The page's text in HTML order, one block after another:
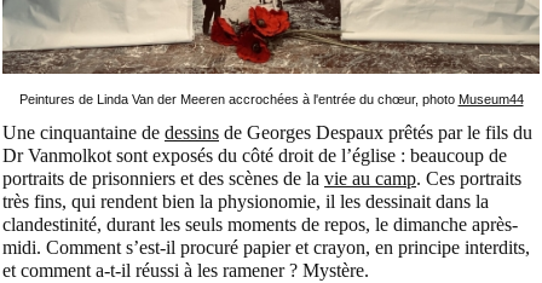
Peintures de Linda Van der Meeren accrochées à l'entrée du chœur, photo Museum44
Une cinquantaine de dessins de Georges Despaux prêtés par le fils du
Dr Vanmolkot sont exposés du côté droit de l’église : beaucoup de
portraits de prisonniers et des scènes de la vie au camp. Ces portraits
très fins, qui rendent bien la physionomie, il les dessinait dans la
clandestinité, durant les seuls moments de repos, le dimanche après-
midi. Comment s’est-il procuré papier et crayon, en principe interdits,
et comment a-t-il réussi à les ramener ? Mystère.